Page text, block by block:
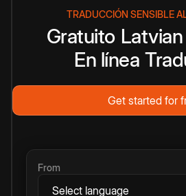
TRADUCCIÓN SENSIBLE
Gratuito Latvian
En línea
Get started for
From